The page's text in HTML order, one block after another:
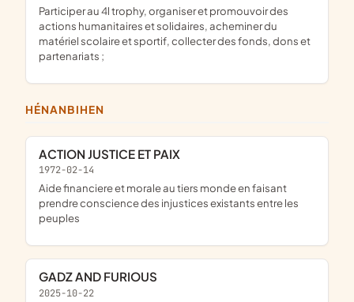
participer au 4l trophy, organiser et promouvoir des
actions humanitaires et solidaires, acheminer du
matériel scolaire et sportif, collecter des fonds, dons et
partenariats ;
HÉNANBIHEN
ACTION JUSTICE ET PAIX
1972-02-14
Aide financiere et morale au tiers monde en faisant
prendre conscience des injustices existants entre les
peuples
GADZ AND FURIOUS
2025-10-22